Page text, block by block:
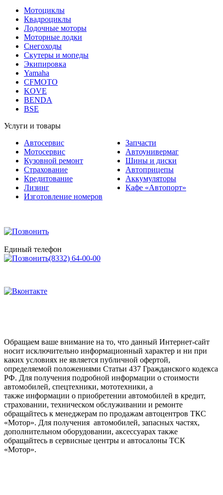
Квадроциклы
Лодочные моторы
Моторные лодки
Снегоходы
Скутеры и мопеды
Экипировка
Yamaha
CFMOTO
KOVE
BENDA
BSE
Мотосервис
Кузовной ремонт
Страхование
Кредитование
Лизинг
Изготовление номеров
Автоунивермаг
Шины и диски
Автоприцепы
Аккумуляторы
Кафе «Автопорт»
(8332) 64-00-00
носит исключительно информационный характер и ни при
каких условиях не является публичной офертой,
определяемой положениями Статьи 437 Гражданского кодекса
РФ. Для получения подробной информации о стоимости
автомобилей, спецтехники, мототехники, а
также информации о приобретении автомобилей в кредит,
страховании, техническом обслуживании и ремонте
обращайтесь к менеджерам по продажам автоцентров ТКС
«Мотор». Для получения автомобилей, запасных частях,
дополнительном оборудовании, аксессуарах также
обращайтесь в сервисные центры и автосалоны ТСК
«Мотор».